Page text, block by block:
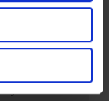
ti y tus clientes